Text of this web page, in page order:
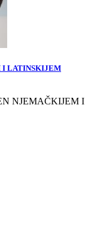
I LATINSKIJEM
NJEMAČKIJEM I